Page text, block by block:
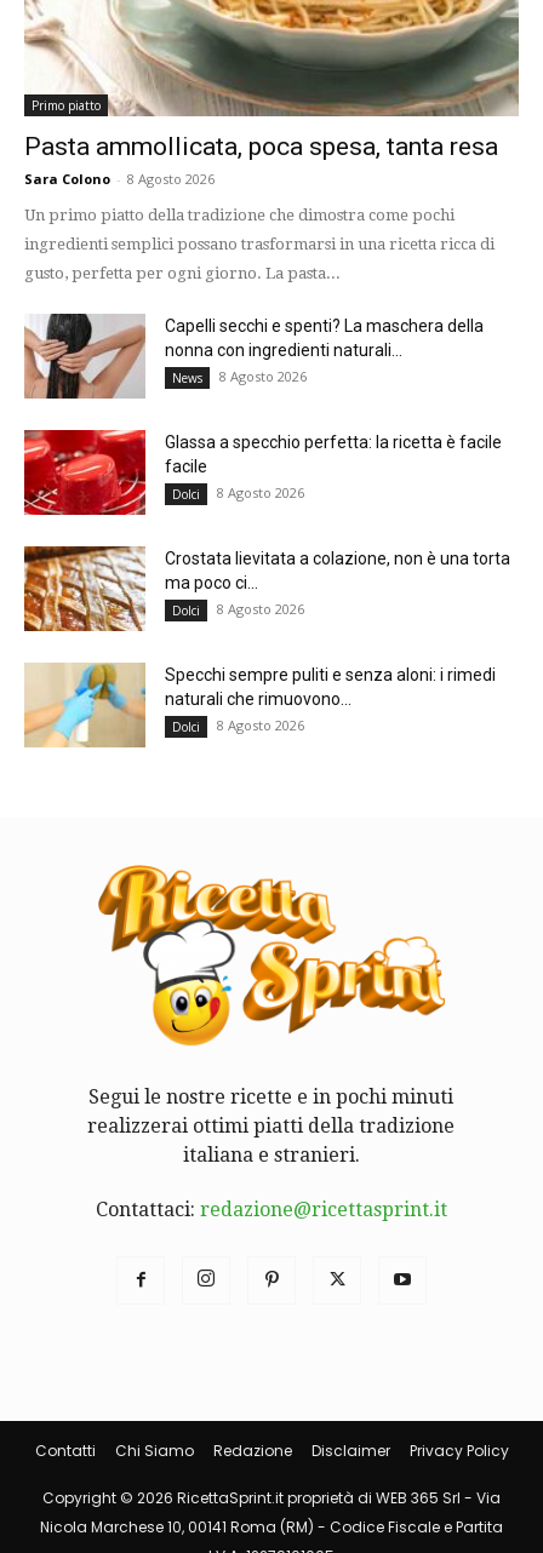
Primo piatto
Pasta ammollicata, poca spesa, tanta resa
Sara Colono - 8 Agosto 2026
Un primo piatto della tradizione che dimostra come pochi
ingredienti semplici possano trasformarsi in una ricetta ricca di
gusto, perfetta per ogni giorno. La pasta...
Capelli secchi e spenti? La maschera della
nonna con ingredienti naturali...
News 8 Agosto 2026
Glassa a specchio perfetta: la ricetta è facile
facile
Dolci 8 Agosto 2026
Crostata lievitata a colazione, non è una torta
ma poco ci...
Dolci 8 Agosto 2026
Specchi sempre puliti e senza aloni: i rimedi
naturali che rimuovono...
Dolci 8 Agosto 2026
Segui le nostre ricette e in pochi minuti
realizzerai ottimi piatti della tradizione
italiana e stranieri.
Contattaci: redazione@ricettasprint.it
Contatti Chi Siamo Redazione Disclaimer Privacy Policy
Copyright © 2026 RicettaSprint.it proprietà di WEB 365 Srl - Via
Nicola Marchese 10, 00141 Roma (RM) - Codice Fiscale e Partita